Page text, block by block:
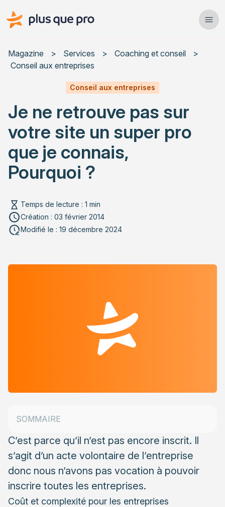
Plus que pro Mag'
Habitat
Actualités
Rechercher un article
Magazine > Services > Coaching et conseil
>
Conseil aux entreprises
Conseil aux entreprises
Je ne retrouve pas sur
votre site un super pro
que je connais,
Pourquoi ?
Temps de lecture : 1 min
Création : 03 février 2014
Modifié le : 19 décembre 2024
C’est parce qu’il n’est pas encore inscrit. Il
s’agit d’un acte volontaire de l’entreprise
donc nous n’avons pas vocation à pouvoir
inscrire toutes les entreprises.
Coût et complexité pour les entreprises
SOMMAIRE
contacter